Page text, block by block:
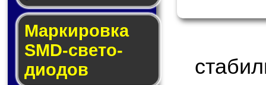
Маркировка
SMD-све­то­
дио­дов